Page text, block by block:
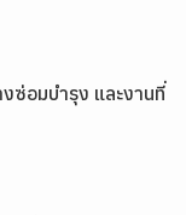
ซ่อมบำรุง และงานที่